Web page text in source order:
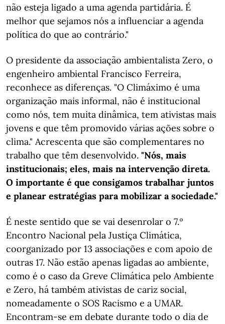
não esteja ligado a uma agenda partidária. É
melhor que sejamos nós a influenciar a agenda
política do que ao contrário."
O presidente da associação ambientalista Zero, o
engenheiro ambiental Francisco Ferreira,
reconhece as diferenças. "O Climáximo é uma
organização mais informal, não é institucional
como nós, tem muita dinâmica, tem ativistas mais
jovens e que têm promovido várias ações sobre o
clima." Acrescenta que são complementares no
trabalho que têm desenvolvido. "Nós, mais
institucionais; eles, mais na intervenção direta.
O importante é que consigamos trabalhar juntos
e planear estratégias para mobilizar a sociedade."
É neste sentido que se vai desenrolar o 7.º
Encontro Nacional pela Justiça Climática,
coorganizado por 13 associações e com apoio de
outras 17. Não estão apenas ligadas ao ambiente,
como é o caso da Greve Climática pelo Ambiente
e Zero, há também ativistas de cariz social,
nomeadamente o SOS Racismo e a UMAR.
Encontram-se em debate durante todo o dia de